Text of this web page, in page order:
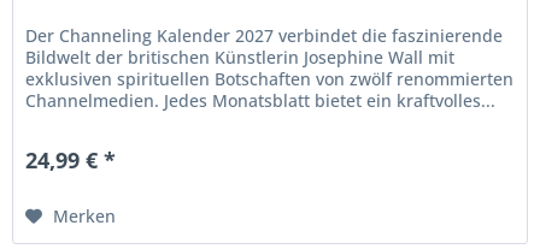
Der Channeling Kalender 2027 verbindet die faszinierende
Bildwelt der britischen Künstlerin Josephine Wall mit
exklusiven spirituellen Botschaften von zwölf renommierten
Channelmedien. Jedes Monatsblatt bietet ein kraftvolles...
24,99 € *
Merken